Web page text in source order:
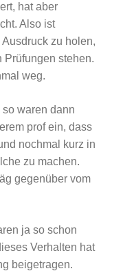
hat aber
Also ist
zu holen,
Prüfungen stehen.
weg.
waren dann
prof ein, dass
nochmal kurz in
zu machen.
gegenüber vom
ja so schon
Verhalten hat
beigetragen.